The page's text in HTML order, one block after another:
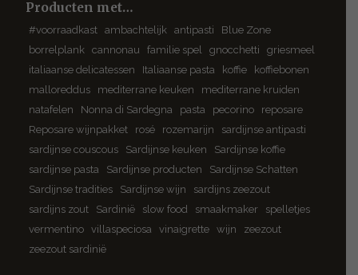
Producten met…
#voorraadkast ambachtelijk antipasti
Blue Zone
borrelplank
cannonau familie spel gnocchetti
griesmeel
italiaanse delicatessen
Italiaanse pasta koffie
koffiebonen
malloreddus
mediterrane keuken
mediterrane kruiden
natafelen
Nonna di Sardegna pasta pecorino
reposare
Reposare wijnpakket
rosé rozemarijn
sardijnse antipasti
sardijnse couscous
Sardijnse keuken
Sardijnse koffie
sardijnse pasta
Sardijnse producten
Sardijnse Schatten
Sardijnse tradities
Sardijnse wijn
sardijns zeezout
sardijns zout
Sardinië slow food smaakmaker
spelletjes
vermentino
villaspeciosa vinaigrette wijn
zeezout
zeezout sardinië